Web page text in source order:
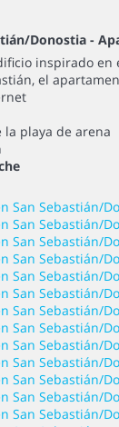
Donostia -
inspirado en
el
la playa de arena